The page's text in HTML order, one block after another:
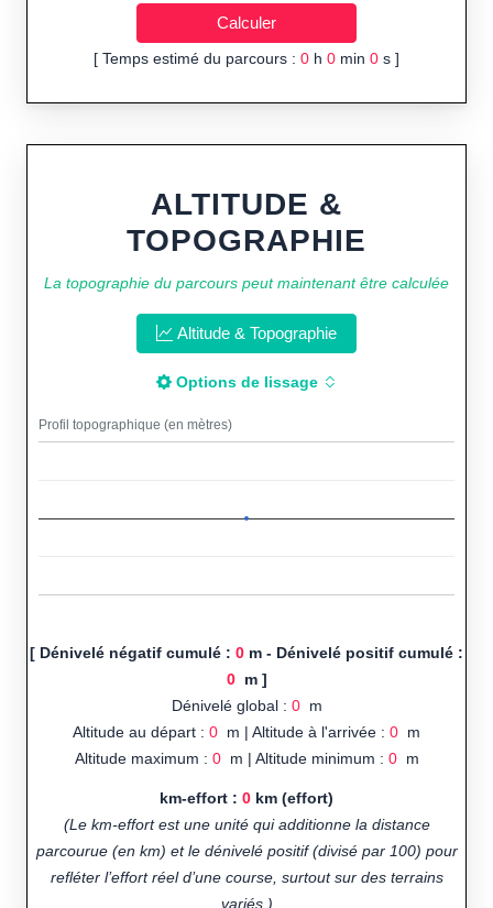
[ Temps estimé du parcours : 0 h 0 min 0 s ]
ALTITUDE &
TOPOGRAPHIE
La topographie du parcours peut maintenant être calculée
Altitude & Topographie
Options de lissage
Profil topographique (en mètres)
[ Dénivelé négatif cumulé : 0 m - Dénivelé positif cumulé :
0m ]
Dénivelé global : 0m
Altitude au départ : 0 m | Altitude à l'arrivée : 0 m
Altitude maximum : 0m | Altitude minimum : 0m
km-effort : 0 km (effort)
(Le km-effort est une unité qui additionne la distance
parcourue (en km) et le dénivelé positif (divisé par 100) pour
refléter l’effort réel d’une course, surtout sur des terrains
variés.)